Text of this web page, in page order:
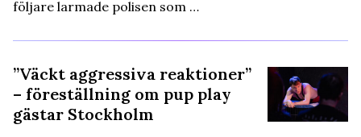
följare larmade polisen som …
”Väckt aggressiva reaktioner”
– föreställning om pup play
gästar Stockholm